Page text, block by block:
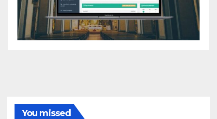
You missed